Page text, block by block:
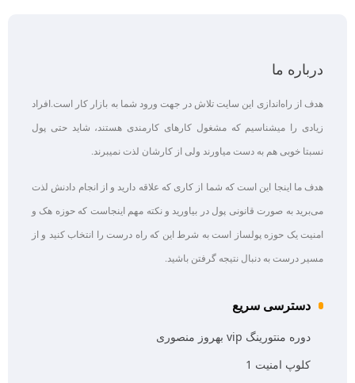
درباره ما
هدف از راه‌اندازی این سایت تلاش در جهت ورود شما به بازار کار است.افراد
زیادی را میشناسیم که مشغول کارهای کارمندی هستند، شاید حتی پول
نسبتا خوبی هم به دست میاورند ولی از کارشان لذت نمیبرند.
هدف ما اینجا این است که شما از کاری که علاقه‌ دارید و از انجام دادنش لذت
می‌برید به صورت قانونی پول در بیاورید و نکته مهم اینجاست که حوزه هک و
امنیت یک حوزه پولساز است به شرط این که راه درست را انتخاب کنید و از
مسیر درست به دنبال نتیجه گرفتن باشید.
دسترسی سریع
دوره منتورینگ vip بهروز منصوری
کلوپ امنیت 1